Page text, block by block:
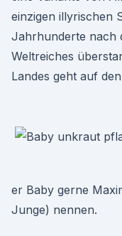
einzigen illyrischen
Jahrhunderte nach
Weltreiches
Landes geht auf
er Baby gerne
Junge) nennen.